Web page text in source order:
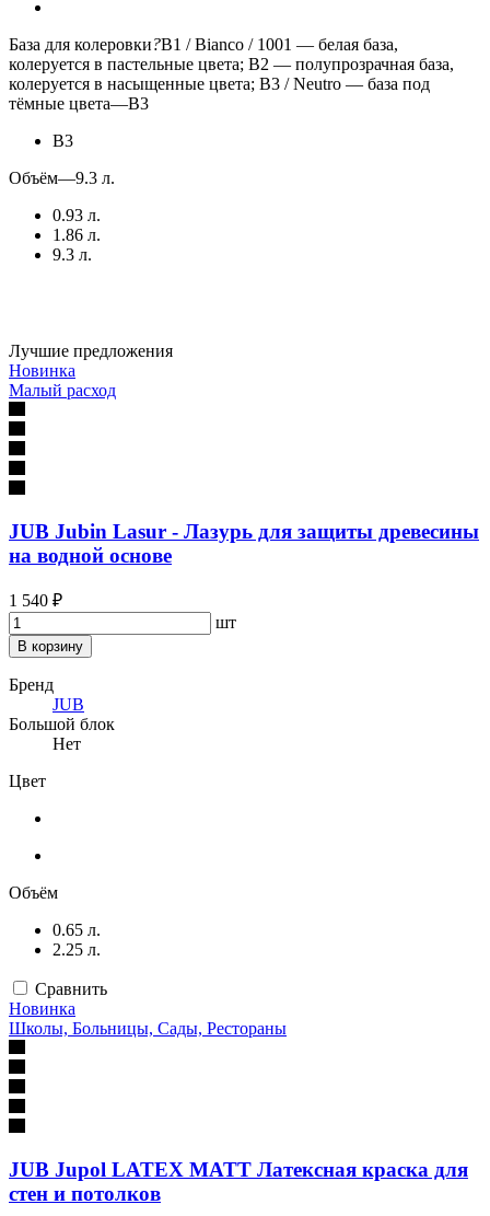
База для колеровки?B1 / Bianco / 1001 — белая база,
колеруется в пастельные цвета; B2 — полупрозрачная база,
колеруется в насыщенные цвета; B3 / Neutro — база под
тёмные цвета—B3
B3
Объём—9.3 л.
0.93 л.
1.86 л.
9.3 л.
Лучшие предложения
Новинка
Малый расход
JUB Jubin Lasur - Лазурь для защиты древесины
на водной основе
1 540 ₽
шт
В корзину
Бренд
JUB
Большой блок
Нет
Цвет
Объём
0.65 л.
2.25 л.
Сравнить
Новинка
Школы, Больницы, Сады, Рестораны
JUB Jupol LATEX MATT Латексная краска для
стен и потолков